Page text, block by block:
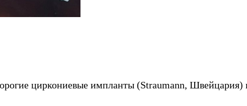
циркониевые импланты (Straumann,